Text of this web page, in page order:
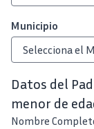
Municipio
Datos del
menor de
Nombre